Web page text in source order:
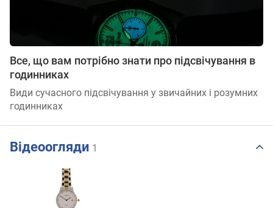
Все, що вам потрібно знати про підсвічування в
годинниках
Види сучасного підсвічування у звичайних і розумних
годинниках
Відеоогляди 1